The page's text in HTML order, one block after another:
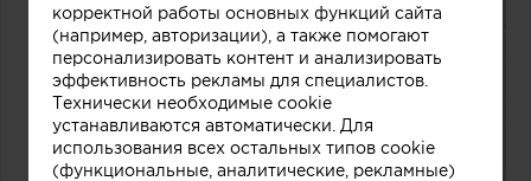
корректной работы основных функций сайта
(например, авторизации), а также помогают
персонализировать контент и анализировать
эффективность рекламы для специалистов.
Технически необходимые cookie
устанавливаются автоматически. Для
использования всех остальных типов cookie
(функциональные, аналитические, рекламные)